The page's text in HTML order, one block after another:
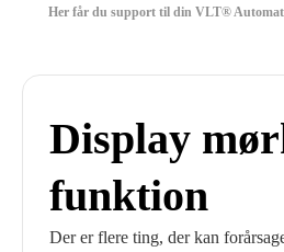
Her får du support til din VLT®
Display
funktion
Der er flere ting, der kan